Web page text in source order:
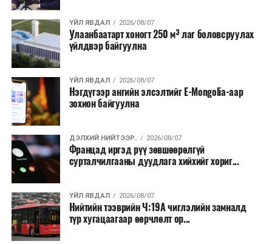
байгууламжаас гардаг лагийг байгаль орчинд аюулгүй
аргаар боловсруулж, эзлэхүүнийг эрс бууруулах
зориулалттай. Лагийг өндөр температурт шатааснаар
эзлэхүүн нь 90 хүртэл хувиар буурч, бактери, вирус
болон бусад өвчин үүсгэгч бичил биетнийг устгах
боломжтой.
Түүнчлэн шаталтын явцад үүсэх дулааныг цахилгаан
болон дулааны эрчим хүч үйлдвэрлэхэд ашиглаж
болдог. Зарим технологийн хувьд шаталтын дараа
үлдэх үнснээс фосфор зэрэг ашигт эрдсийг сэргээн
авах боломжтой аж.
Япон, Герман, Швейцар, Нидерланд, Өмнөд Солонгос
зэрэг улс лаг хатаах, шатаах технологийг ашиглаж
байна. Тухайлбал, Германд лаг шатаах үйлдвэрээс
гарсан үнснээс фосфор сэргээн авах технологи
ҮЙЛ ЯВДАЛ 2026/08/07
Улаанбаатарт хоногт 250 м³ лаг боловсруулах
үйлдвэр байгуулна
ҮЙЛ ЯВДАЛ 2026/08/07
Нэгдүгээр ангийн элсэлтийг E-Mongolia-аар
зохион байгуулна
ДЭЛХИЙ НИЙТЭЭР.. 2026/08/07
Францад иргэд рүү зөвшөөрөлгүй
сурталчилгааны дуудлага хийхийг хориг...
ҮЙЛ ЯВДАЛ 2026/08/07
Нийтийн тээврийн Ч:19А чиглэлийн замналд
түр хугацаагаар өөрчлөлт ор...